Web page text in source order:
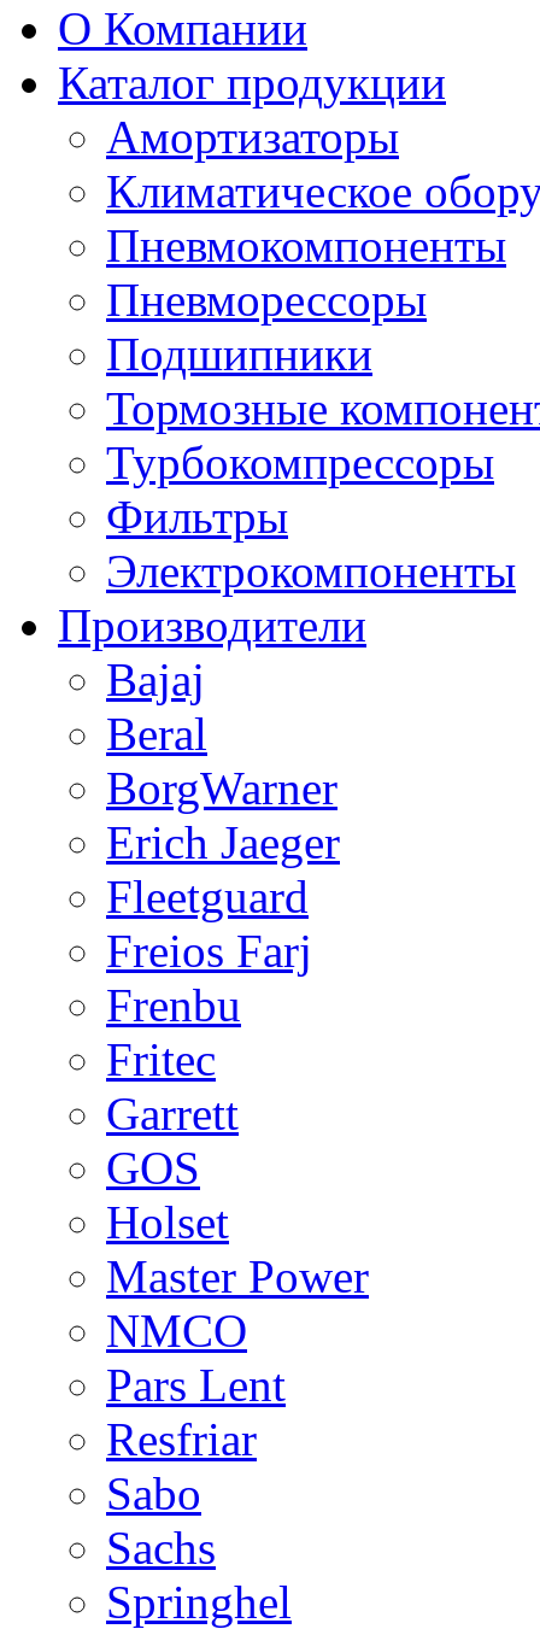
О Компании
Каталог продукции
Амортизаторы
Климатическое
Пневмокомпоненты
Пневморессоры
Подшипники
Тормозные
Турбокомпрессоры
Фильтры
Электрокомпоненты
Производители
Bajaj
Beral
BorgWarner
Erich Jaeger
Fleetguard
Freios Farj
Frenbu
Fritec
Garrett
GOS
Holset
Master Power
NMCO
Pars Lent
Resfriar
Sabo
Sachs
Springhel